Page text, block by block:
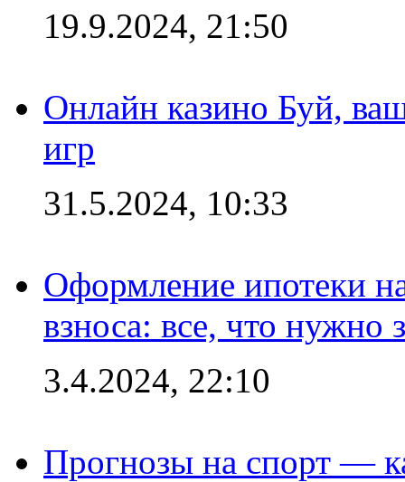
19.9.2024, 21:50
Онлайн казино Буй,
игр
31.5.2024, 10:33
Оформление ипотеки
взноса: все, что нужно
3.4.2024, 22:10
Прогнозы на спорт —